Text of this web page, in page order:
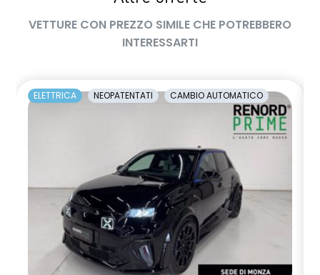
VETTURE CON PREZZO SIMILE CHE POTREBBERO
INTERESSARTI
ELETTRICA NEOPATENTATI CAMBIO AUTOMATICO